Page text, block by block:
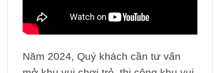
Năm 2024, Quý khách cần tư vấn